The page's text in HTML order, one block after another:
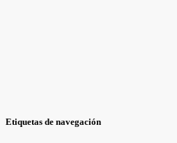
Etiquetas de navegación